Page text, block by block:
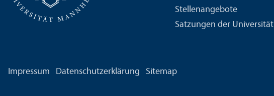
Stellenangebote
Satzungen der Universität
Impressum Datenschutz­erklärung Sitemap